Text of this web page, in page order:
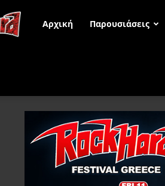
Rock
Αρχική Παρουσιάσεις